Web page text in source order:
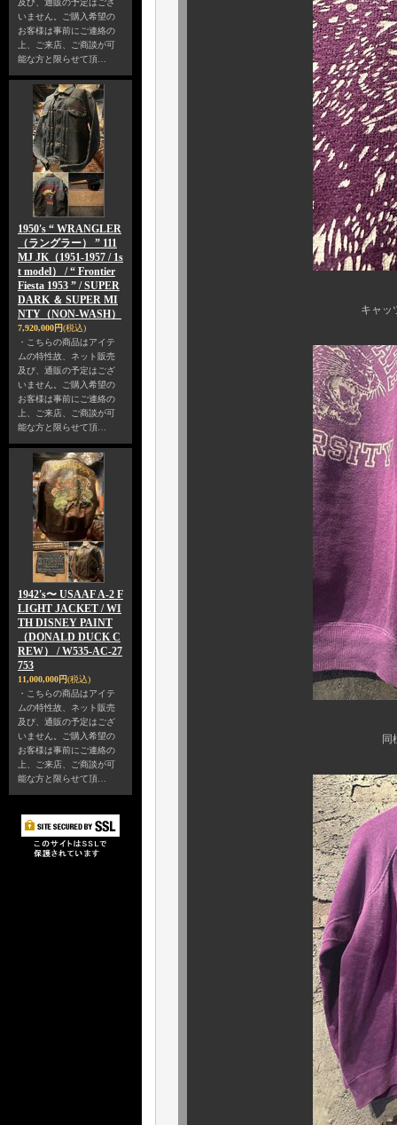
及び、通販の予定はござ
いません。ご購入希望の
お客様は事前にご連絡の
上、ご来店、ご商談が可
能な方と限らせて頂…
1950's “ WRANGLER
（ラングラー） ” 111
MJ JK（1951-1957 / 1s
t model） / “ Frontier
Fiesta 1953 ” / SUPER
DARK ＆ SUPER MI
NTY（NON-WASH）
7,920,000円(税込)
・こちらの商品はアイテ
ムの特性故、ネット販売
及び、通販の予定はござ
いません。ご購入希望の
お客様は事前にご連絡の
上、ご来店、ご商談が可
能な方と限らせて頂…
1942's〜 USAAF A-2 F
LIGHT JACKET / WI
TH DISNEY PAINT
（DONALD DUCK C
REW） / W535-AC-27
753
11,000,000円(税込)
・こちらの商品はアイテ
ムの特性故、ネット販売
及び、通販の予定はござ
いません。ご購入希望の
お客様は事前にご連絡の
上、ご来店、ご商談が可
能な方と限らせて頂…
キャッツマスコット
同様に見事なコ